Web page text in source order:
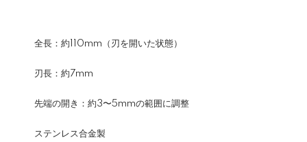
全長：約110mm（刃を開いた状態）
刃長：約7mm
先端の開き：約3〜5mmの範囲に調整
ステンレス合金製